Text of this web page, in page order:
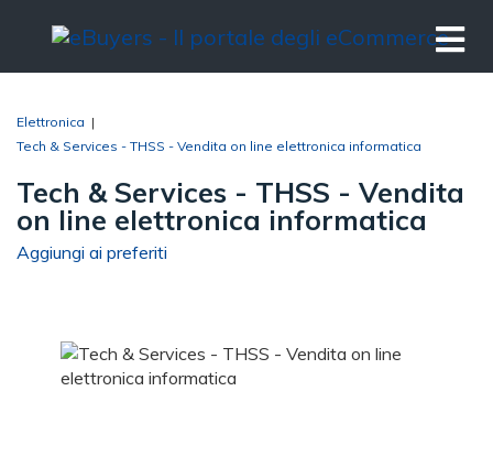
Elettronica |
Tech & Services - THSS - Vendita on line elettronica informatica
Tech & Services - THSS - Vendita
on line elettronica informatica
Aggiungi ai preferiti